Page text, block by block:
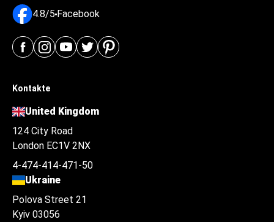
4.8/5 Facebook
Kontakte
United Kingdom
124 City Road
London EC1V 2NX
4-474-414-471-50
Ukraine
Polova Street 21
Kyiv 03056